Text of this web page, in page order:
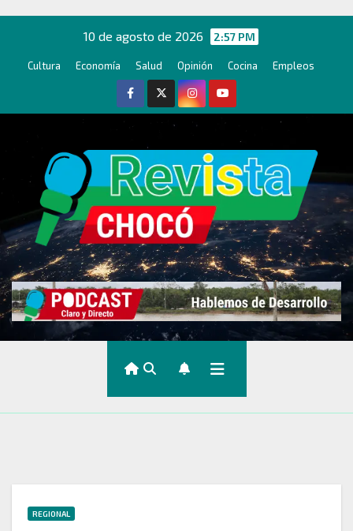
contenido
10 de agosto de 2026 2:57 PM
Cultura Economía Salud Opinión Cocina Empleos
REGIONAL